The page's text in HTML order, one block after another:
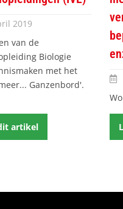
2019
van de
Biologie
met het
Ganzenbord'.
artikel